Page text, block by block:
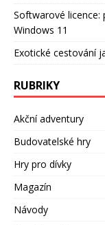
Softwarové
Windows 11
Exotické cestování
RUBRIKY
Akční adventury
Budovatelské hry
Hry pro dívky
Magazín
Návody